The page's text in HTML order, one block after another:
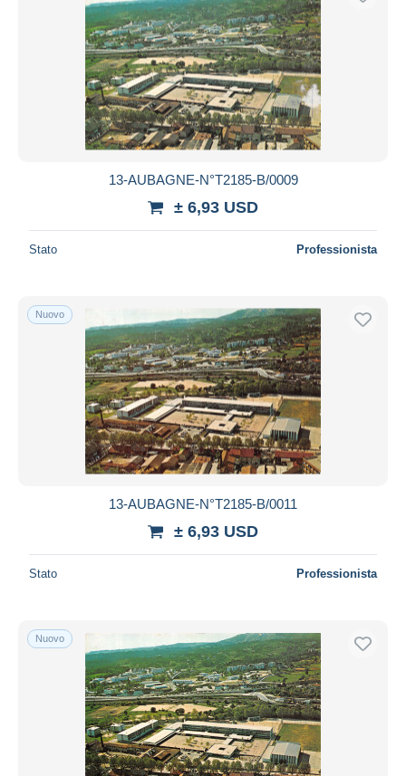
13-AUBAGNE-N°T2185-B/0009
± 6,93 USD
Stato Professionista
Nuovo
13-AUBAGNE-N°T2185-B/0011
± 6,93 USD
Stato Professionista
Nuovo